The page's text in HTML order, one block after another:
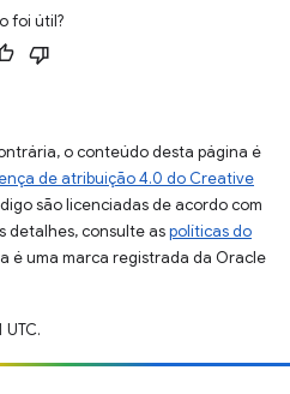
foi útil?
o conteúdo desta página é
de atribuição 4.0 do Creative
são licenciadas de acordo com
detalhes, consulte aspolíticas do
é uma marca registrada da Oracle